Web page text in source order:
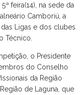
feira(14), na sede da
Camboriú, a
Ligas e dos clubes
Técnico.
o Presidente
do Conselho
da Região
de Laguna, que